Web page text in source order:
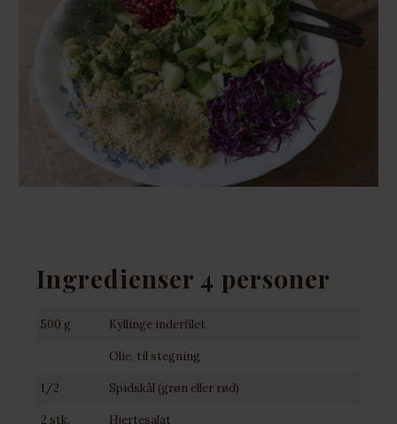
Ingredienser 4 personer
500 g Kyllinge inderfilet
Olie, til stegning
1/2 Spidskål (grøn eller rød)
2 stk. Hjertesalat